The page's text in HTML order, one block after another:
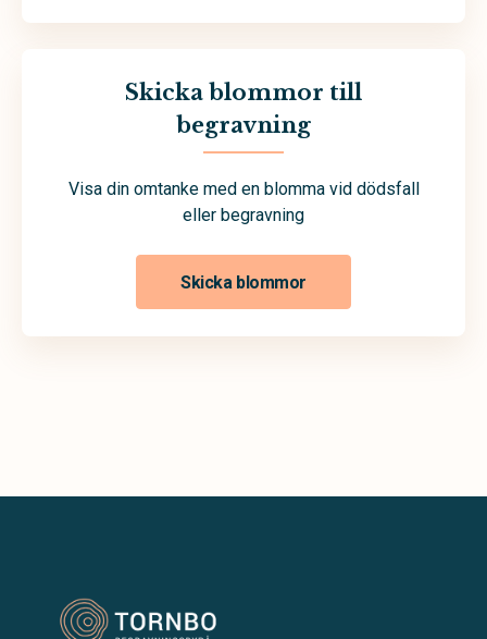
Skicka blommor till
begravning
Visa din omtanke med en blomma vid dödsfall
eller begravning
Skicka blommor